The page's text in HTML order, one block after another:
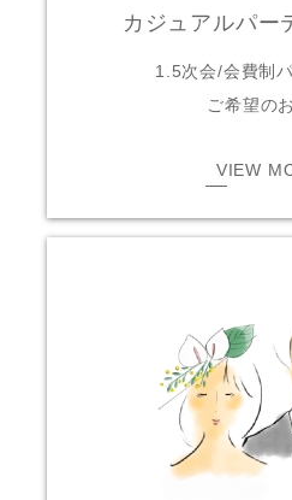
カジュアルパー
1.5次会/会費制
ご希望の
VIEW